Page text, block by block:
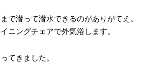
で潜って潜水できるのがありがてえ。
ニングチェアで外気浴します。
てきました。